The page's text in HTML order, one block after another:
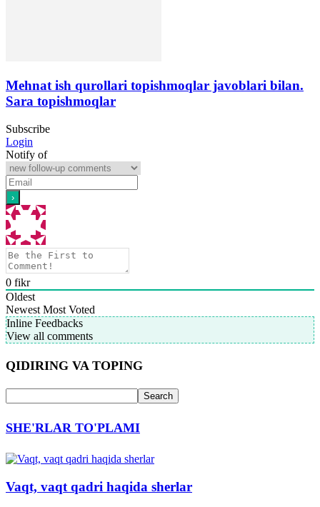
Mehnat ish qurollari topishmoqlar javoblari bilan.
Sara topishmoqlar
Subscribe
Login
Notify of
0 fikr
Oldest
Newest Most Voted
Inline Feedbacks
View all comments
QIDIRING VA TOPING
SHE'RLAR TO'PLAMI
Vaqt, vaqt qadri haqida sherlar